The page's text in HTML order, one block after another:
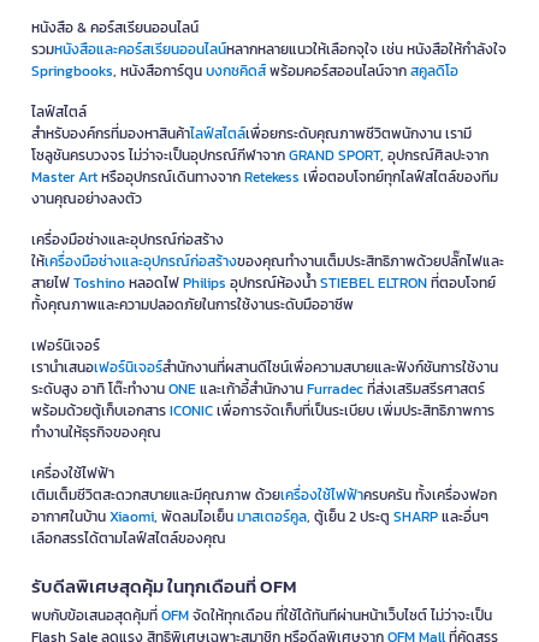
หนังสือ & คอร์สเรียนออนไลน์
รวมหนังสือและคอร์สเรียนออนไลน์หลากหลายแนวให้เลือกจุใจ เช่น หนังสือให้กำลังใจ
Springbooks, หนังสือการ์ตูนบงกชคิดส์พร้อมคอร์สออนไลน์จากสคูลดิโอ
ไลฟ์สไตล์
สำหรับองค์กรที่มองหาสินค้าไลฟ์สไตล์เพื่อยกระดับคุณภาพชีวิตพนักงาน เรามี
โซลูชันครบวงจร ไม่ว่าจะเป็นอุปกรณ์กีฬาจากGRAND SPORT, อุปกรณ์ศิลปะจาก
Master Artหรืออุปกรณ์เดินทางจากRetekess เพื่อตอบโจทย์ทุกไลฟ์สไตล์ของทีม
งานคุณอย่างลงตัว
เครื่องมือช่างและอุปกรณ์ก่อสร้าง
ให้เครื่องมือช่างและอุปกรณ์ก่อสร้างของคุณทำงานเต็มประสิทธิภาพด้วยปลั๊กไฟและ
สายไฟToshinoหลอดไฟPhilips อุปกรณ์ห้องน้ำSTIEBEL ELTRONที่ตอบโจทย์
ทั้งคุณภาพและความปลอดภัยในการใช้งานระดับมืออาชีพ
เฟอร์นิเจอร์
เรานำเสนอเฟอร์นิเจอร์สำนักงานที่ผสานดีไซน์เพื่อความสบายและฟังก์ชันการใช้งาน
ระดับสูง อาทิ โต๊ะทำงานONEและเก้าอี้สำนักงานFurradecที่ส่งเสริมสรีรศาสตร์
พร้อมด้วยตู้เก็บเอกสารICONICเพื่อการจัดเก็บที่เป็นระเบียบ เพิ่มประสิทธิภาพการ
ทำงานให้ธุรกิจของคุณ
เครื่องใช้ไฟฟ้า
เติมเต็มชีวิตสะดวกสบายและมีคุณภาพ ด้วยเครื่องใช้ไฟฟ้าครบครัน ทั้งเครื่องฟอก
อากาศในบ้านXiaomi, พัดลมไอเย็นมาสเตอร์คูล, ตู้เย็น 2 ประตูSHARPและอื่นๆ
เลือกสรรได้ตามไลฟ์สไตล์ของคุณ
รับดีลพิเศษสุดคุ้ม ในทุกเดือนที่ OFM
พบกับข้อเสนอสุดคุ้มที่OFMจัดให้ทุกเดือน ที่ใช้ได้ทันทีผ่านหน้าเว็บไซต์ ไม่ว่าจะเป็น
Flash Sale ลดแรง สิทธิพิเศษเฉพาะสมาชิก หรือดีลพิเศษจากOFM Mallที่คัดสรร